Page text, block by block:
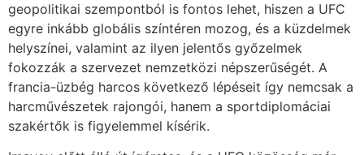
geopolitikai szempontból is fontos lehet, hiszen a UFC
egyre inkább globális színtéren mozog, és a küzdelmek
helyszínei, valamint az ilyen jelentős győzelmek
fokozzák a szervezet nemzetközi népszerűségét. A
francia-üzbég harcos következő lépéseit így nemcsak a
harcművészetek rajongói, hanem a sportdiplomáciai
szakértők is figyelemmel kísérik.